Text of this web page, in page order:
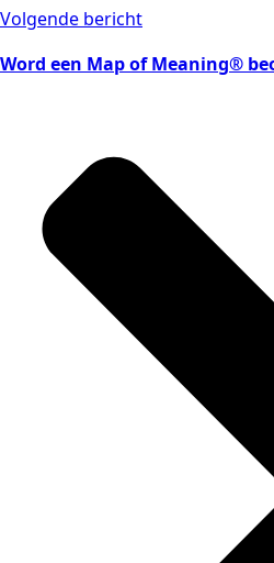
Volgende bericht
Word een Map of Meaning®